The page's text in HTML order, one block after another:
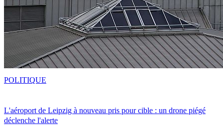
L'aéroport de Leipzig à nouveau pris pour cible : un drone piégé
déclenche l'alerte
POLITIQUE